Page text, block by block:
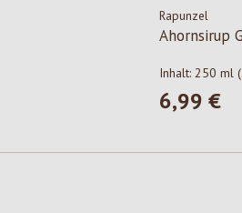
Rapunzel
Ahornsirup
Inhalt:250 ml
Regulärer
6,99 €